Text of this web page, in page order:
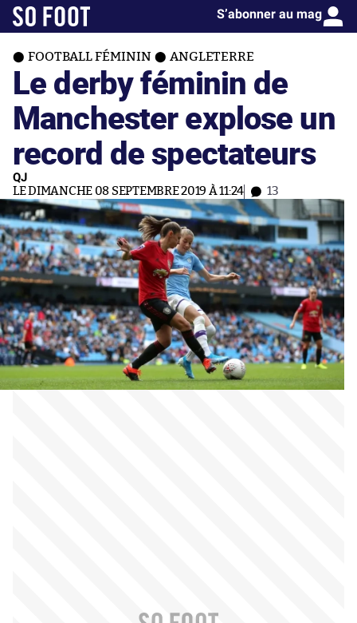
S’abonner au mag
FOOTBALL FÉMININ ANGLETERRE
Le derby féminin de
Manchester explose un
record de spectateurs
QJ
LE DIMANCHE 08 SEPTEMBRE 2019 À 11:24 13